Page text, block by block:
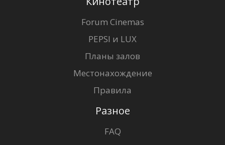
Forum Cinemas
PEPSI и LUX
Планы залов
Местонахождение
Правила
Разное
FAQ